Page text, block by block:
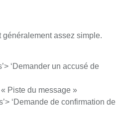
généralement assez simple.
‘Demander un accusé de
Piste du message »
‘Demande de confirmation de